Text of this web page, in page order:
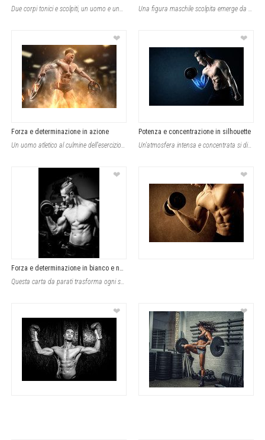
Due corpi tonici e scolpiti, un uomo e una donna muscolosi impegnati in un inten
Una figura maschile scolpita emerge da uno sfondo nero intenso, catturando lo sg
❤
Forza e determinazione in azione
Un uomo atletico al culmine dell'esercizio intenso cattura l'energia pura di una
❤
Potenza e concentrazione in silhouette
Un'atmosfera intensa e concentrata si diffonde nell'ambiente grazie alla raffigu
❤
Questa carta da parati trasforma ogni spazio in una palestra ispirante, dominata
❤
❤ ❤